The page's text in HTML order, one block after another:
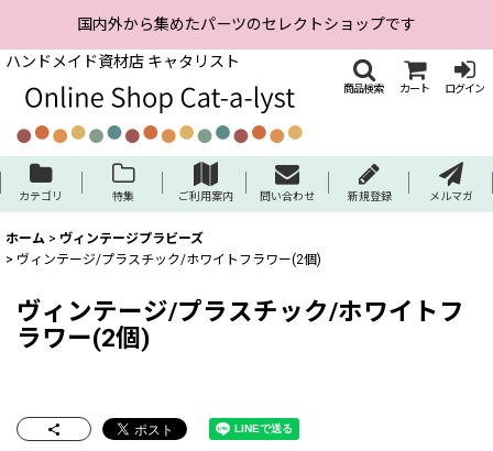
国内外から集めたパーツのセレクトショップです
ハンドメイド資材店 キャタリスト
商品検索 カート ログイン
カテゴリ 特集 ご利用案内 問い合わせ 新規登録 メルマガ
ホーム > ヴィンテージプラビーズ
> ヴィンテージ/プラスチック/ホワイトフラワー(2個)
ヴィンテージ/プラスチック/ホワイトフ
ラワー(2個)